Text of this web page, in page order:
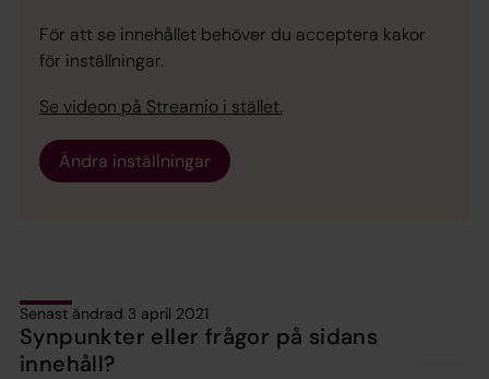
För att se innehållet behöver du acceptera kakor
för inställningar.
Se videon på Streamio i stället.
Ändra inställningar
Senast ändrad 3 april 2021
Synpunkter eller frågor på sidans
innehåll?